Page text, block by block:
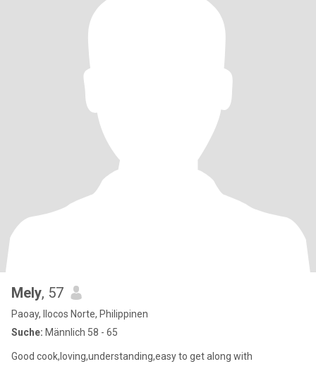
Mely, 57
Paoay, Ilocos Norte, Philippinen
Suche: Männlich 58 - 65
Good cook,loving,understanding,easy to get along with